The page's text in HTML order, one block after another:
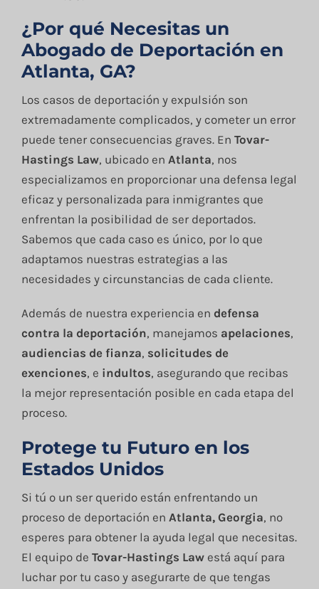
¿Por qué Necesitas un
Abogado de Deportación en
Atlanta, GA?
Los casos de deportación y expulsión son
extremadamente complicados, y cometer un error
puede tener consecuencias graves. En Tovar-
Hastings Law, ubicado en Atlanta, nos
especializamos en proporcionar una defensa legal
eficaz y personalizada para inmigrantes que
enfrentan la posibilidad de ser deportados.
Sabemos que cada caso es único, por lo que
adaptamos nuestras estrategias a las
necesidades y circunstancias de cada cliente.
Además de nuestra experiencia en defensa
contra la deportación, manejamos apelaciones,
audiencias de fianza, solicitudes de
exenciones, e indultos, asegurando que recibas
la mejor representación posible en cada etapa del
proceso.
Protege tu Futuro en los
Estados Unidos
Si tú o un ser querido están enfrentando un
proceso de deportación en Atlanta, Georgia, no
esperes para obtener la ayuda legal que necesitas.
El equipo de Tovar-Hastings Law está aquí para
luchar por tu caso y asegurarte de que tengas